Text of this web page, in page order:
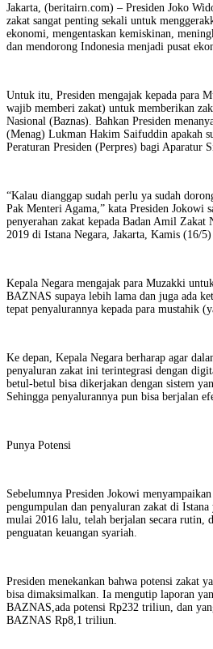
Jakarta, (beritairn.com) – Presiden Joko
zakat sangat penting sekali untuk
ekonomi, mengentaskan kemiskinan,
dan mendorong Indonesia menjadi pusat
Untuk itu, Presiden mengajak kepada para
wajib memberi zakat) untuk memberikan
Nasional (Baznas). Bahkan Presiden
(Menag) Lukman Hakim Saifuddin apakah
Peraturan Presiden (Perpres) bagi Aparatur
“Kalau dianggap sudah perlu ya sudah
Pak Menteri Agama,” kata Presiden Jokowi
penyerahan zakat kepada Badan Amil
2019 di Istana Negara, Jakarta, Kamis (16/5)
Kepala Negara mengajak para Muzakki
BAZNAS supaya lebih lama dan juga ada
tepat penyalurannya kepada para mustahik
Ke depan, Kepala Negara berharap agar
penyaluran zakat ini terintegrasi dengan
betul-betul bisa dikerjakan dengan sistem
Sehingga penyalurannya pun bisa berjalan
Punya Potensi
Sebelumnya Presiden Jokowi
pengumpulan dan penyaluran zakat di
mulai 2016 lalu, telah berjalan secara rutin,
penguatan keuangan syariah.
Presiden menekankan bahwa potensi zakat
bisa dimaksimalkan. Ia mengutip laporan
BAZNAS,ada potensi Rp232 triliun, dan
BAZNAS Rp8,1 triliun.